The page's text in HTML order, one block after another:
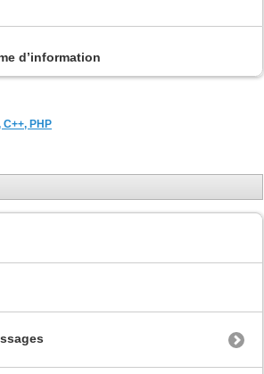
d’information
PHP